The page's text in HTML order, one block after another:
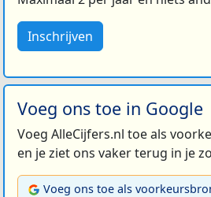
Inschrijven
Voeg ons toe in Google
Voeg AlleCijfers.nl toe als
en je ziet ons vaker terug in je
Voeg ons toe als